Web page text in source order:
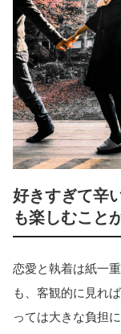
好きすぎて辛
も楽しむこと
恋愛と執着は紙一
も、客観的に見れ
っては大きな負担